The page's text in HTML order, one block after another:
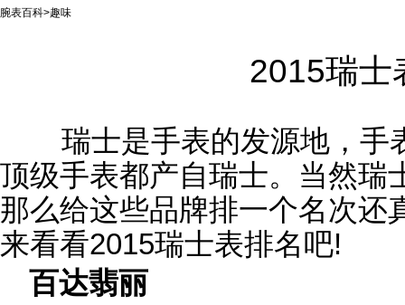
腕表百科>趣味
2015瑞士
瑞士是手表的发源地，手
顶级手表都产自瑞士。当然瑞
那么给这些品牌排一个名次还
来看看2015瑞士表排名吧!
百达翡丽